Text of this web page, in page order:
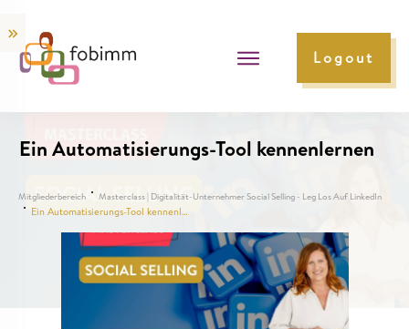
Logout
Ein Automatisierungs-Tool kennenlernen
Mitgliederbereich Masterclass | Digitalität-Unternehmer Social Selling - Leg Los Auf LinkedIn
Ein Automatisierungs-Tool kennenlernen